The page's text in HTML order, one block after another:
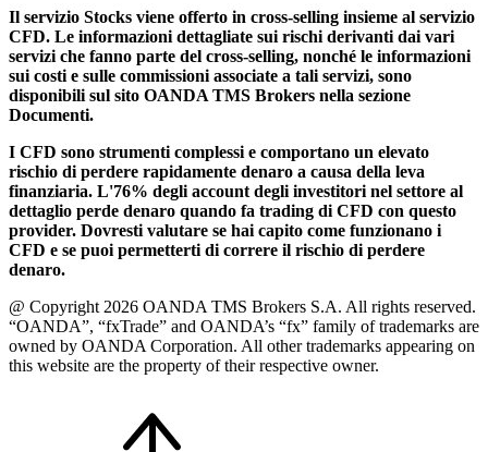
Il servizio Stocks viene offerto in cross-selling insieme al servizio
CFD. Le informazioni dettagliate sui rischi derivanti dai vari
servizi che fanno parte del cross-selling, nonché le informazioni
sui costi e sulle commissioni associate a tali servizi, sono
disponibili sul sito OANDA TMS Brokers nella sezione
Documenti.
I CFD sono strumenti complessi e comportano un elevato
rischio di perdere rapidamente denaro a causa della leva
finanziaria. L'76% degli account degli investitori nel settore al
dettaglio perde denaro quando fa trading di CFD con questo
provider. Dovresti valutare se hai capito come funzionano i
CFD e se puoi permetterti di correre il rischio di perdere
denaro.
@ Copyright 2026 OANDA TMS Brokers S.A. All rights reserved.
“OANDA”, “fxTrade” and OANDA’s “fx” family of trademarks are
owned by OANDA Corporation. All other trademarks appearing on
this website are the property of their respective owner.